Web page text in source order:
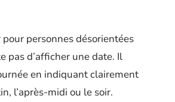
personnes désorientées
pas d’afficher une date. Il
en indiquant clairement
l’après-midi ou le soir.